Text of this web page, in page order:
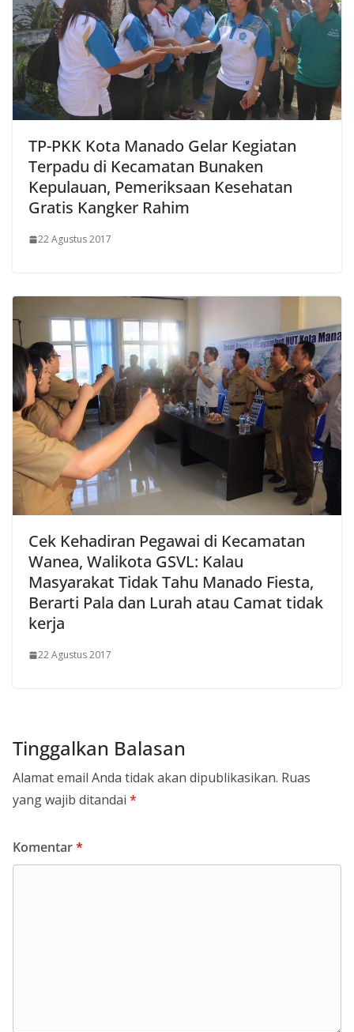
TP-PKK Kota Manado Gelar Kegiatan
Terpadu di Kecamatan Bunaken
Kepulauan, Pemeriksaan Kesehatan
Gratis Kangker Rahim
22 Agustus 2017
Cek Kehadiran Pegawai di Kecamatan
Wanea, Walikota GSVL: Kalau
Masyarakat Tidak Tahu Manado Fiesta,
Berarti Pala dan Lurah atau Camat tidak
kerja
22 Agustus 2017
Tinggalkan Balasan
Alamat email Anda tidak akan dipublikasikan. Ruas
yang wajib ditandai *
Komentar*